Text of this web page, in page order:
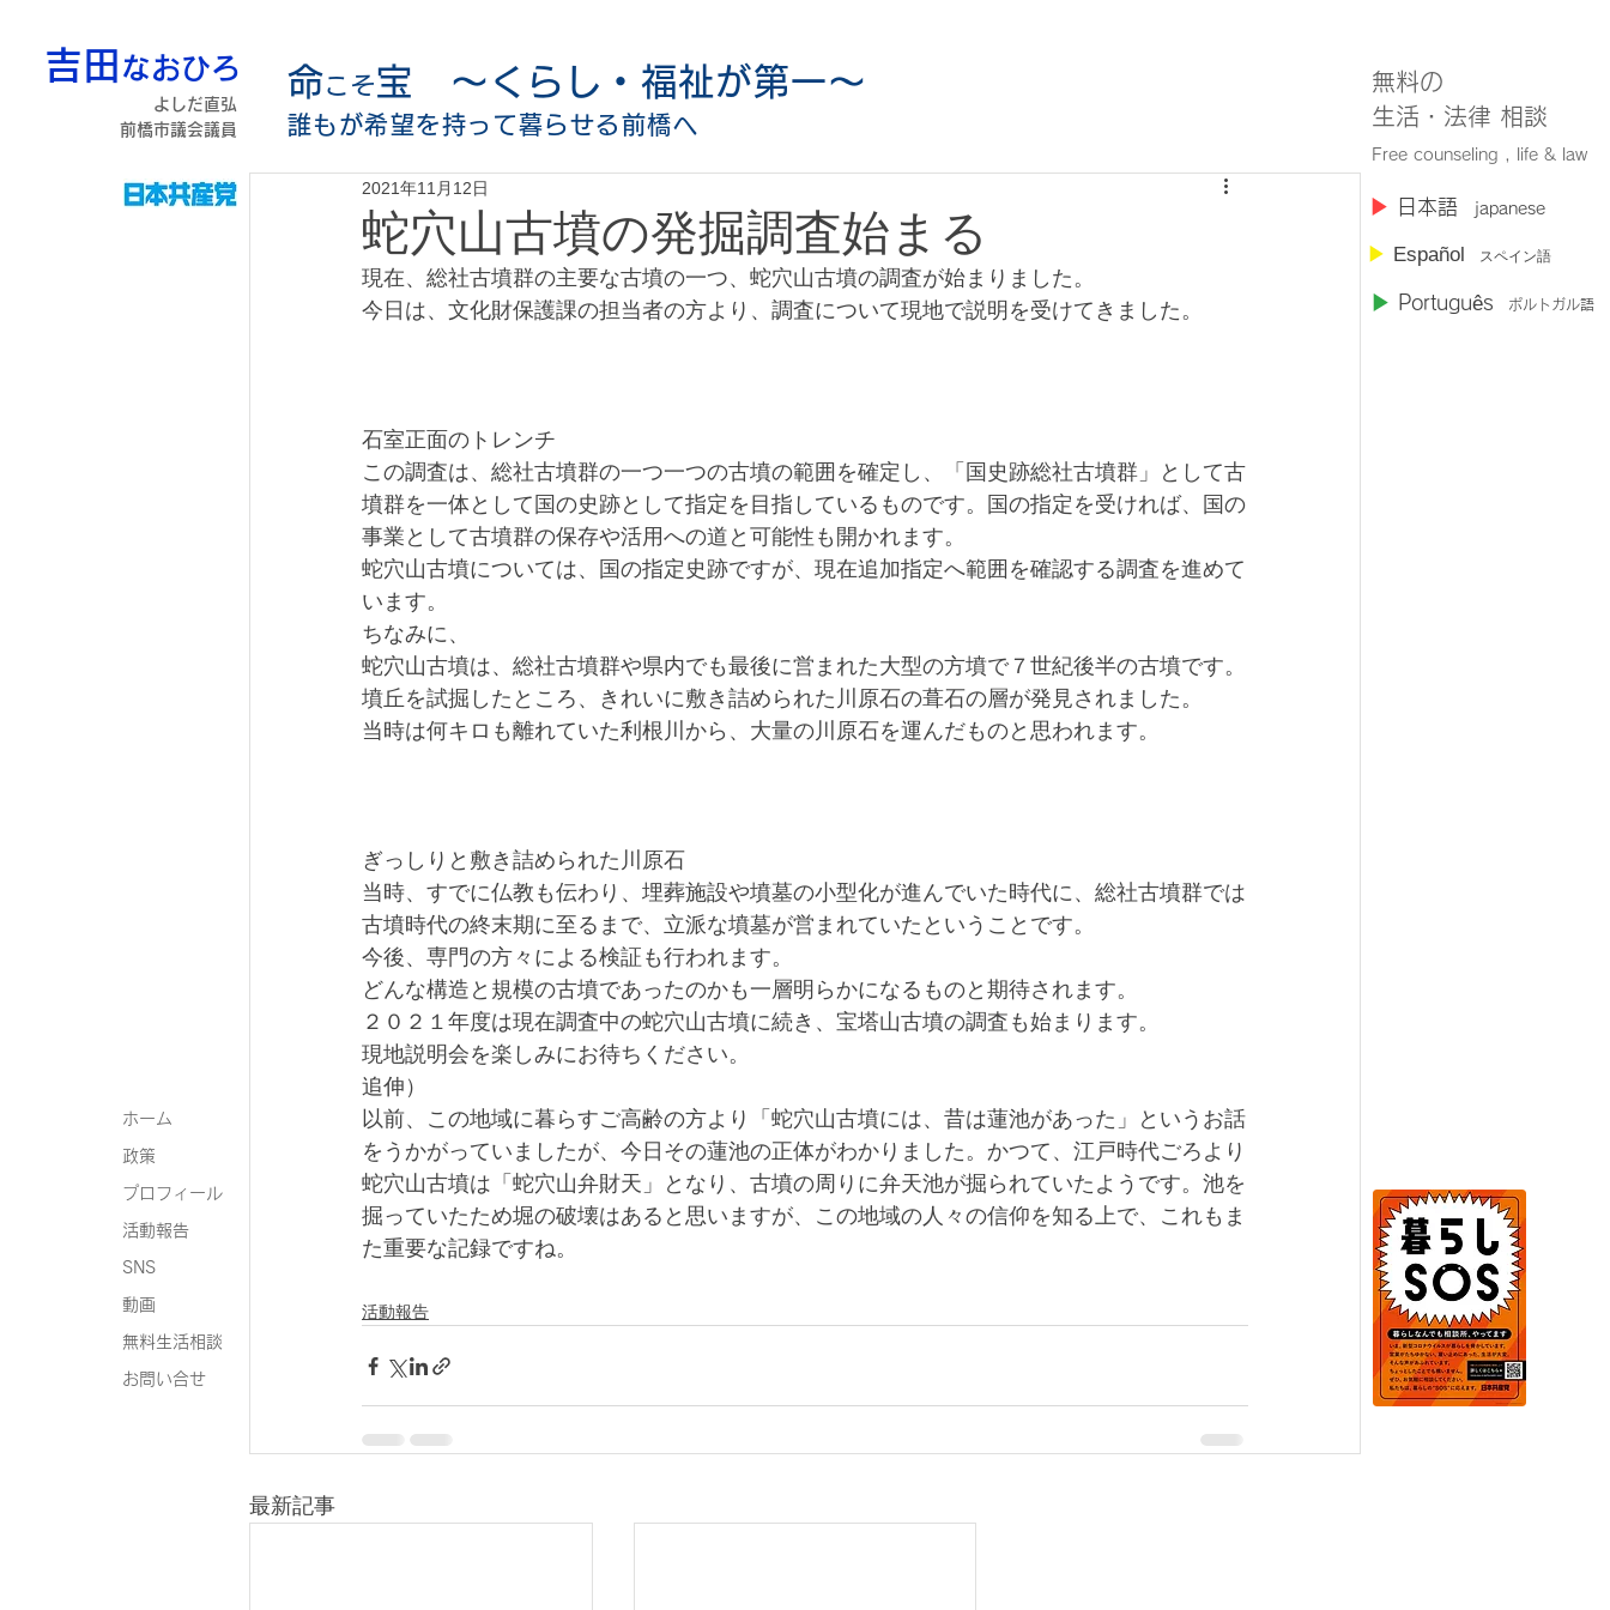
吉田 なおひろ
よしだ直弘
前橋市議会議員
無料の
​生活・法律 相談
Free counseling , life & law
​▶︎ 日本語 japanese
▶︎ Español スペイン語
▶︎ Português ポルトガル語
ホーム
政策
プロフィール
活動報告
SNS
動画
無料生活相談
お問い合せ
蛇穴山古墳の発掘調査始まる
2021年11月12日
現在、総社古墳群の主要な古墳の一つ、蛇穴山古墳の調査が始まりました。
今日は、文化財保護課の担当者の方より、調査について現地で説明を受けてきました。
石室正面のトレンチ
この調査は、総社古墳群の一つ一つの古墳の範囲を確定し、「国史跡総社古墳群」として古
墳群を一体として国の史跡として指定を目指しているものです。国の指定を受ければ、国の
事業として古墳群の保存や活用への道と可能性も開かれます。
蛇穴山古墳については、国の指定史跡ですが、現在追加指定へ範囲を確認する調査を進めて
います。
ちなみに、
蛇穴山古墳は、総社古墳群や県内でも最後に営まれた大型の方墳で７世紀後半の古墳です。
墳丘を試掘したところ、きれいに敷き詰められた川原石の葺石の層が発見されました。
当時は何キロも離れていた利根川から、大量の川原石を運んだものと思われます。
ぎっしりと敷き詰められた川原石
当時、すでに仏教も伝わり、埋葬施設や墳墓の小型化が進んでいた時代に、総社古墳群では
古墳時代の終末期に至るまで、立派な墳墓が営まれていたということです。
今後、専門の方々による検証も行われます。
どんな構造と規模の古墳であったのかも一層明らかになるものと期待されます。
２０２１年度は現在調査中の蛇穴山古墳に続き、宝塔山古墳の調査も始まります。
現地説明会を楽しみにお待ちください。
追伸）
以前、この地域に暮らすご高齢の方より「蛇穴山古墳には、昔は蓮池があった」というお話
をうかがっていましたが、今日その蓮池の正体がわかりました。かつて、江戸時代ごろより
蛇穴山古墳は「蛇穴山弁財天」となり、古墳の周りに弁天池が掘られていたようです。池を
掘っていたため堀の破壊はあると思いますが、この地域の人々の信仰を知る上で、これもま
た重要な記録ですね。
活動報告
最新記事
命こそ宝 〜くらし・福祉が第一〜
誰もが希望を持って暮らせる前橋へ